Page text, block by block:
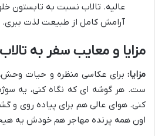
عالیه. تالاب نسبت به تابستون
آرامش کامل از طبیعت لذت ببری.
مزایا و معایب سفر به
مزایا: برای عکاسی منظره و حیات
ست. هر گوشه ای که نگاه کنی، یه
کنی. هوای عالی هم برای پیاده روی و
اون همه پرنده مهاجر هم خودش یه